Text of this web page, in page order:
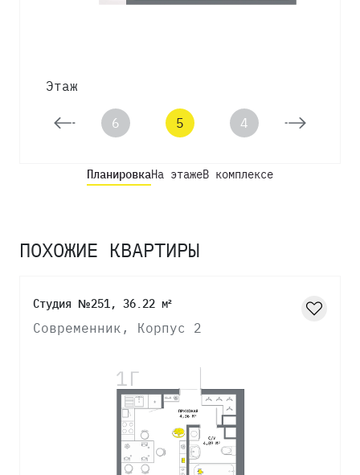
Этаж
7 6 5 4 3
ПланировкаНа этажеВ комплексе
ПОХОЖИЕ КВАРТИРЫ
Студия №251, 36.22 м²
Современник, Корпус 2